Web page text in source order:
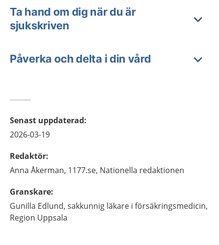
Ta hand om dig när du är
sjukskriven
Påverka och delta i din vård
Senast uppdaterad:
2026-03-19
Redaktör:
Anna Åkerman, 1177.se, Nationella redaktionen
Granskare:
Gunilla Edlund, sakkunnig läkare i försäkringsmedicin,
Region Uppsala